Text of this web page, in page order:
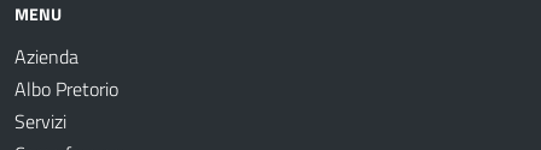
MENU
Azienda
Albo Pretorio
Servizi